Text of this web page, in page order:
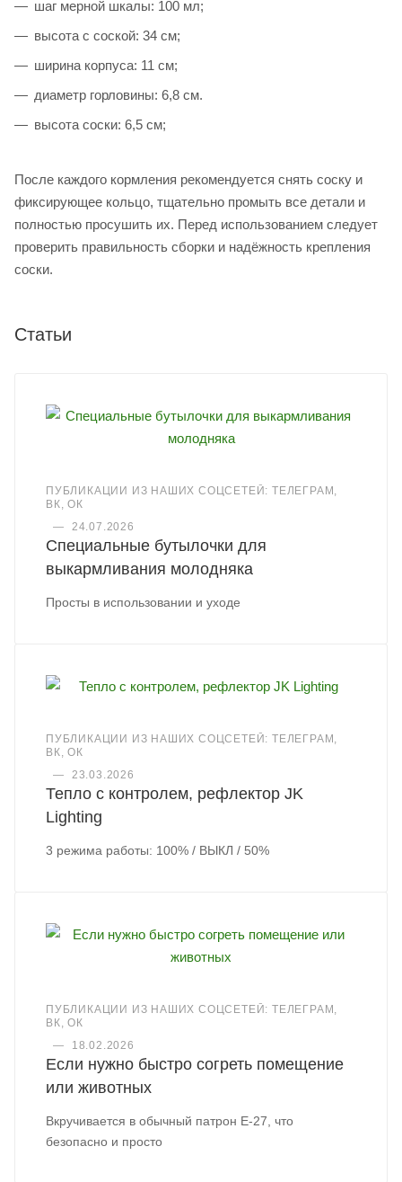
шаг мерной шкалы: 100 мл;
высота с соской: 34 см;
ширина корпуса: 11 см;
диаметр горловины: 6,8 см.
высота соски: 6,5 см;
После каждого кормления рекомендуется снять соску и
фиксирующее кольцо, тщательно промыть все детали и
полностью просушить их. Перед использованием следует
проверить правильность сборки и надёжность крепления
соски.
Статьи
ПУБЛИКАЦИИ ИЗ НАШИХ СОЦСЕТЕЙ: ТЕЛЕГРАМ,
ВК, ОК
—
24.07.2026
Специальные бутылочки для
выкармливания молодняка
Просты в использовании и уходе
ПУБЛИКАЦИИ ИЗ НАШИХ СОЦСЕТЕЙ: ТЕЛЕГРАМ,
ВК, ОК
—
23.03.2026
Тепло с контролем, рефлектор JK
Lighting
3 режима работы: 100% / ВЫКЛ / 50%
ПУБЛИКАЦИИ ИЗ НАШИХ СОЦСЕТЕЙ: ТЕЛЕГРАМ,
ВК, ОК
—
18.02.2026
Если нужно быстро согреть помещение
или животных
Вкручивается в обычный патрон Е-27, что
безопасно и просто